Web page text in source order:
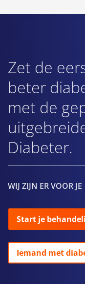
Zet de
beter
met de
Diabeter.
WIJ ZIJN ER VOOR JE
Start je
Iemand met